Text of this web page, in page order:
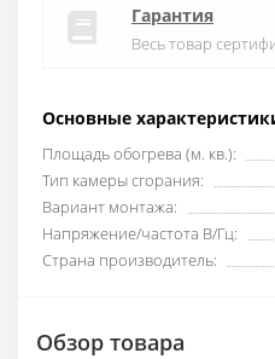
Основные
Площадь обогрева (м. кв.):
Тип камеры сгорания:
Вариант монтажа:
Напряжение/частота В/Гц:
Страна производитель:
Гарантия
Весь товар
Обзор товара